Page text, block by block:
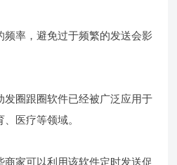
频率，避免过于频繁的发送会影
发圈跟圈软件已经被广泛应用于
医疗等领域。
家可以利用该软件定时发送促